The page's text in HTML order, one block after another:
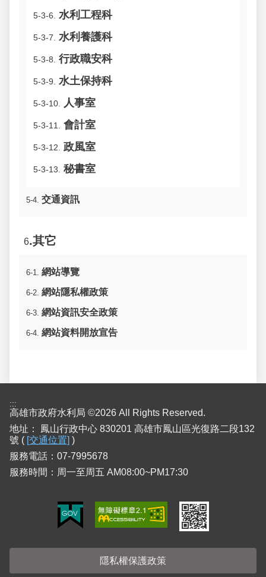
5-3-6. 水利工程科
5-3-7. 水利養護科
5-3-8. 行政職安科
5-3-9. 水土保持科
5-3-10. 人事室
5-3-11. 會計室
5-3-12. 政風室
5-3-13. 秘書室
5-4. 交通資訊
6.其它
6-1. 網站導覽
6-2. 網站隱私權政策
6-3. 網站資訊安全政策
6-4. 網站資料開放宣告
:::
高雄市政府水利局 ©2026 All Rights Reserved.
地址：
鳳山行政中心 830201 高雄市鳳山區光復路二段132
號 ( [交通位置] )
服務電話：07-7995678
服務時間：周一至周五 AM08:00~PM17:30
隱私權保護政策